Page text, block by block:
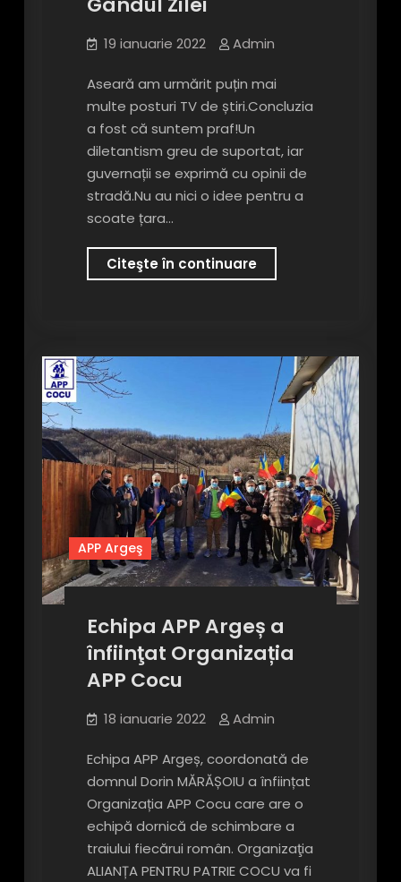
19 ianuarie 2022 Admin
Aseară am urmărit puțin mai
multe posturi TV de știri.Concluzia
a fost că suntem praf!Un
diletantism greu de suportat, iar
guvernații se exprimă cu opinii de
stradă.Nu au nici o idee pentru a
scoate țara…
Citeşte în continuareGândul
Zilei
APP Argeş
Echipa APP Argeș a
înfiinţat Organizația
APP Cocu
18 ianuarie 2022 Admin
Echipa APP Argeș, coordonată de
domnul Dorin MĂRĂȘOIU a înființat
Organizația APP Cocu care are o
echipă dornică de schimbare a
traiului fiecărui român. Organizaţia
ALIANȚA PENTRU PATRIE COCU va fi